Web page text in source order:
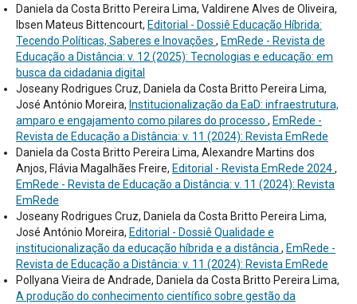
Daniela da Costa Britto Pereira Lima, Valdirene Alves de Oliveira,
Ibsen Mateus Bittencourt, Editorial - Dossiê Educação Híbrida:
Tecendo Políticas, Saberes e Inovações , EmRede - Revista de
Educação a Distância: v. 12 (2025): Tecnologias e educação: em
busca da cidadania digital
Joseany Rodrigues Cruz, Daniela da Costa Britto Pereira Lima,
José António Moreira, Institucionalização da EaD: infraestrutura,
amparo e engajamento como pilares do processo , EmRede -
Revista de Educação a Distância: v. 11 (2024): Revista EmRede
Daniela da Costa Britto Pereira Lima, Alexandre Martins dos
Anjos, Flávia Magalhães Freire, Editorial - Revista EmRede 2024,
EmRede - Revista de Educação a Distância: v. 11 (2024): Revista
EmRede
Joseany Rodrigues Cruz, Daniela da Costa Britto Pereira Lima,
José António Moreira, Editorial - Dossiê Qualidade e
institucionalização da educação híbrida e a distância , EmRede -
Revista de Educação a Distância: v. 11 (2024): Revista EmRede
Pollyana Vieira de Andrade, Daniela da Costa Britto Pereira Lima,
A produção do conhecimento científico sobre gestão da